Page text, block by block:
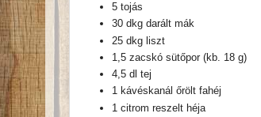
5 tojás
30 dkg darált mák
25 dkg liszt
1,5 zacskó sütőpor (kb. 18 g)
4,5 dl tej
1 kávéskanál őrölt fahéj
1 citrom reszelt héja